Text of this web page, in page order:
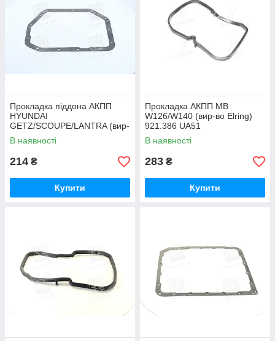
Прокладка піддона АКПП
HYUNDAI
GETZ/SCOUPE/LANTRA (вир-
во PARTS-MALL) P1C-A011
UA51
В наявності
214 ₴
Купити
Прокладка АКПП MB
W126/W140 (вир-во Elring)
921.386 UA51
В наявності
283 ₴
Купити